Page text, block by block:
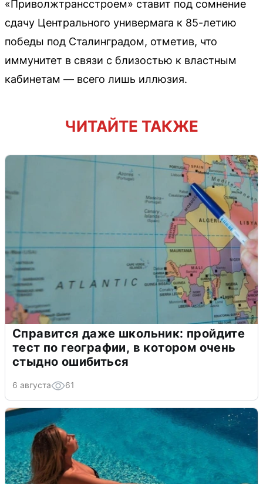
«Приволжтрансстроем» ставит под сомнение
сдачу Центрального универмага к 85-летию
победы под Сталинградом, отметив, что
иммунитет в связи с близостью к властным
кабинетам — всего лишь иллюзия.
ЧИТАЙТЕ ТАКЖЕ
Справится даже школьник: пройдите
тест по географии, в котором очень
стыдно ошибиться
6 августа 61